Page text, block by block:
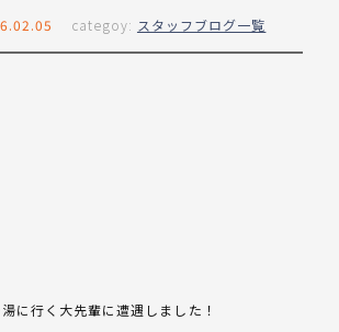
categoy: スタッフブログ一覧
に行く大先輩に遭遇しました！